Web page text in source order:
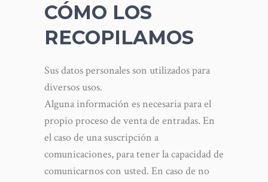
CÓMO LOS
RECOPILAMOS
Sus datos personales son utilizados para
diversos usos.
Alguna información es necesaria para el
propio proceso de venta de entradas. En
el caso de una suscripción a
comunicaciones, para tener la capacidad de
comunicarnos con usted. En caso de no